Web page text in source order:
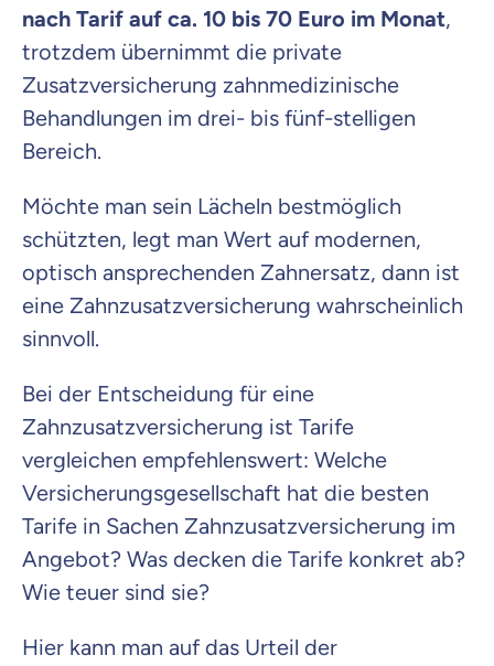
nach Tarif auf ca. 10 bis 70 Euro im Monat,
trotzdem übernimmt die private
Zusatzversicherung zahnmedizinische
Behandlungen im drei- bis fünf-stelligen
Bereich.
Möchte man sein Lächeln bestmöglich
schützten, legt man Wert auf modernen,
optisch ansprechenden Zahnersatz, dann ist
eine Zahnzusatzversicherung wahrscheinlich
sinnvoll.
Bei der Entscheidung für eine
Zahnzusatzversicherung ist Tarife
vergleichen empfehlenswert: Welche
Versicherungsgesellschaft hat die besten
Tarife in Sachen Zahnzusatzversicherung im
Angebot? Was decken die Tarife konkret ab?
Wie teuer sind sie?
Hier kann man auf das Urteil der